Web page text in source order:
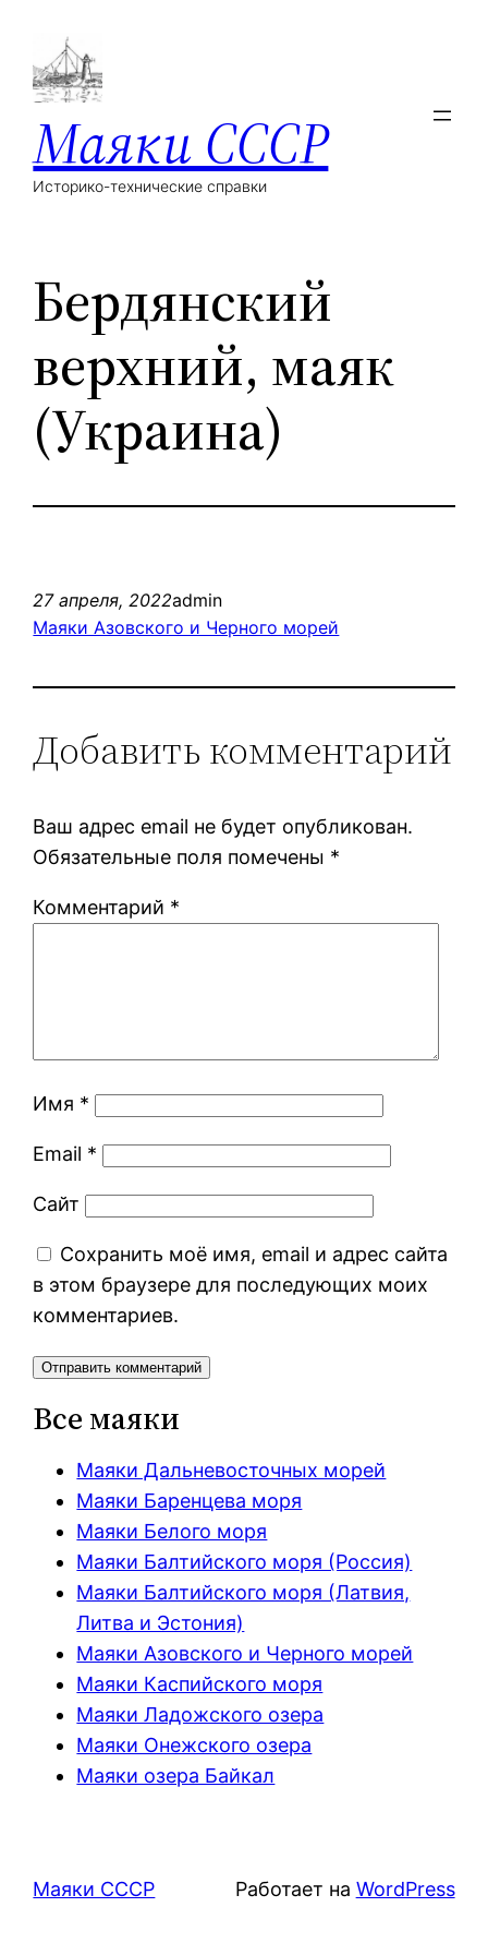
Маяки СССР
Историко-технические справки
Бердянский
верхний, маяк
(Украина)
27 апреля, 2022admin
Маяки Азовского и Черного морей
Добавить комментарий
Ваш адрес email не будет опубликован.
Обязательные поля помечены *
Комментарий *
Имя *
Email *
Сайт
Сохранить моё имя, email и адрес сайта
в этом браузере для последующих моих
комментариев.
Все маяки
Маяки Дальневосточных морей
Маяки Баренцева моря
Маяки Белого моря
Маяки Балтийского моря (Россия)
Маяки Балтийского моря (Латвия,
Литва и Эстония)
Маяки Азовского и Черного морей
Маяки Каспийского моря
Маяки Ладожского озера
Маяки Онежского озера
Маяки озера Байкал
Маяки СССР Работает на WordPress